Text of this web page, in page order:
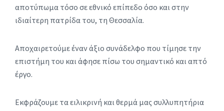
αποτύπωμα τόσο σε εθνικό επίπεδο όσο και στην
ιδιαίτερη πατρίδα του, τη Θεσσαλία.
Αποχαιρετούμε έναν άξιο συνάδελφο που τίμησε την
επιστήμη του και άφησε πίσω του σημαντικό και απτό
έργο.
Εκφράζουμε τα ειλικρινή και θερμά μας συλλυπητήρια